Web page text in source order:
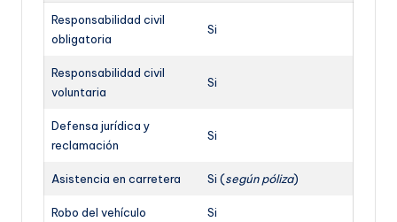
Responsabilidad civil
obligatoria
Si
Responsabilidad civil
voluntaria
Si
Defensa jurídica y
reclamación
Si
Asistencia en carretera Si (según póliza)
Robo del vehículo Si